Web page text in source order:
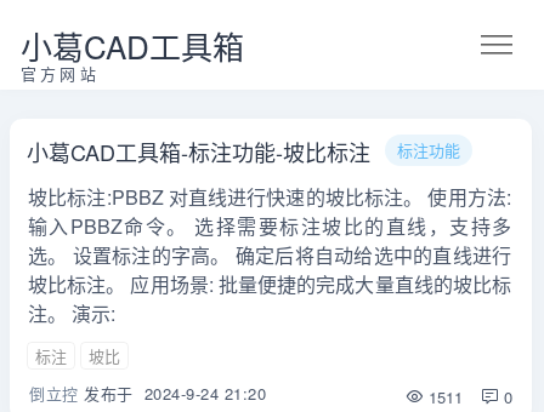
小葛CAD工具箱
官方网站
小葛CAD工具箱-标注功能-坡比标注 标注功能
坡比标注:PBBZ 对直线进行快速的坡比标注。 使用方法:
输入PBBZ命令。 选择需要标注坡比的直线，支持多
选。 设置标注的字高。 确定后将自动给选中的直线进行
坡比标注。 应用场景: 批量便捷的完成大量直线的坡比标
注。 演示:
标注
坡比
倒立控 发布于 2024-9-24 21:20 1511 0